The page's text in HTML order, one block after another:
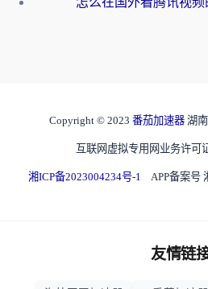
Copyright © 2023 番茄加速器 湖
互联网虚拟专用网业务许可
湘ICP备2023004234号-1 APP备案号
友情链